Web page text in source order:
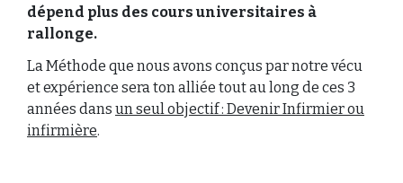
dépend plus des cours universitaires à
rallonge.
La Méthode que nous avons conçus par notre vécu
et expérience sera ton alliée tout au long de ces 3
années dans un seul objectif : Devenir Infirmier ou
infirmière.